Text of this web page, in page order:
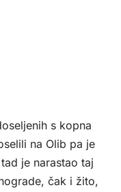
s kopna
na Olib pa je
je narastao taj
čak i žito,